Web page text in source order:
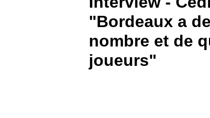
"Bordeaux a
nombre et de
joueurs"